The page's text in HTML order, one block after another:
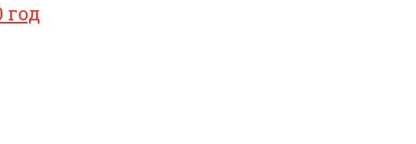
год